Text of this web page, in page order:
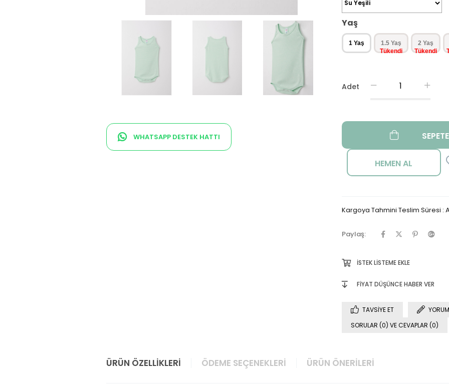
WHATSAPP DESTEK HATTI
Yaş
1 Yaş 1.5 Yaş 2 Yaş
Adet
Kargoya Tahmini Teslim Süresi :
Paylaş:
İSTEK LISTEME EKLE
FIYAT DÜŞÜNCE HABER VER
TAVSIYE ET
SORULAR (0) VE CEVAPLAR (0)
ÜRÜN ÖZELLIKLERI ÖDEME SEÇENEKLERI ÜRÜN ÖNERILERI